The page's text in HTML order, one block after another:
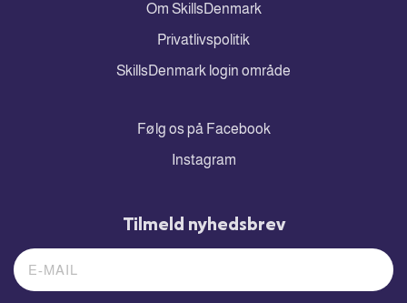
Om SkillsDenmark
Privatlivspolitik
SkillsDenmark login område
Følg os på Facebook
Instagram
Tilmeld nyhedsbrev